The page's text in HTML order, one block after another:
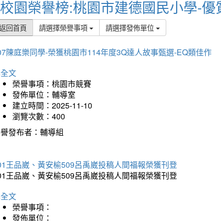
校園榮譽榜:桃園市建德國民小學-優
回首頁 請選擇榮譽事項 請選擇發佈單位
陳庭樂同學-榮獲桃園市114年度3Q達人故事甄選-EQ類佳作
文
榮譽事項：桃園市競賽
發佈單位：輔導室
建立時間：2025-11-10
瀏覽次數：400
發布者：輔導組
王品崴、黃安榆509呂禹崴投稿人間福報榮獲刊登
王品崴、黃安榆509呂禹崴投稿人間福報榮獲刊登
文
榮譽事項：
發佈單位：